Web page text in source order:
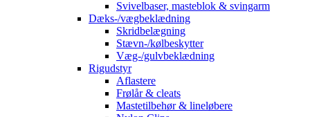
Svivelbaser, masteblok & svingarm
Dæks-/vægbeklædning
Skridbelægning
Stævn-/kølbeskytter
Væg-/gulvbeklædning
Rigudstyr
Aflastere
Frølår & cleats
Mastetilbehør & lineløbere